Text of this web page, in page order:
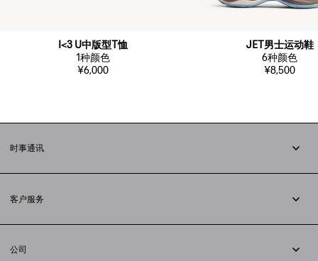
I<3 U中版型T恤
1种颜色
¥6,000
JET男士运动鞋
6种颜色
¥8,500
时事通讯
客户服务
配送方式
公司